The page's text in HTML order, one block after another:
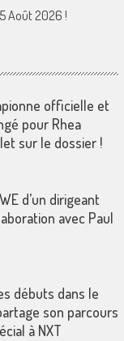
Août 2026 !
officielle et
pour Rhea
sur le dossier !
d’un dirigeant
avec Paul
débuts dans le
son parcours
à NXT